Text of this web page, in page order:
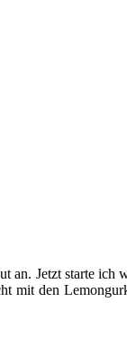
Jetzt starte
den